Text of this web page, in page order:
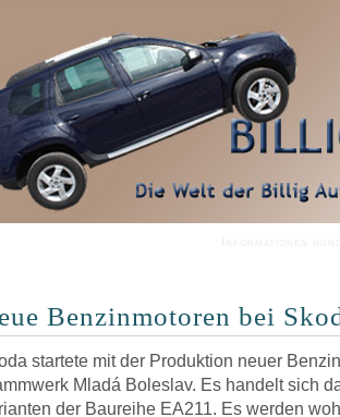
Benzinmotoren bei
startete mit der Produktion neuer
Mladá Boleslav. Es handelt sich
der Baureihe EA211. Es werden